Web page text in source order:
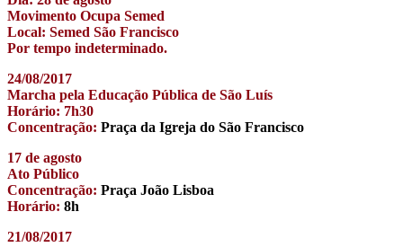
Movimento Ocupa Semed
Local: Semed São Francisco
Por tempo indeterminado.
24/08/2017
Marcha pela Educação Pública de São Luís
Horário: 7h30
Concentração: Praça da Igreja do São Francisco
17 de agosto
Ato Público
Concentração: Praça João Lisboa
Horário: 8h
21/08/2017